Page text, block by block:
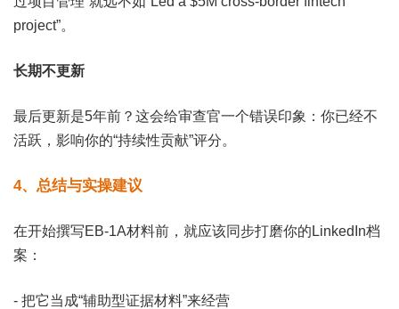
project”。
长期不更新
最后更新是5年前？这会给审查官一个错误印象：你已经不
活跃，影响你的“持续性贡献”评分。
4、总结与实操建议
在开始撰写EB-1A材料前，就应该同步打磨你的LinkedIn档
案：
- 把它当成“辅助型证据材料”来经营